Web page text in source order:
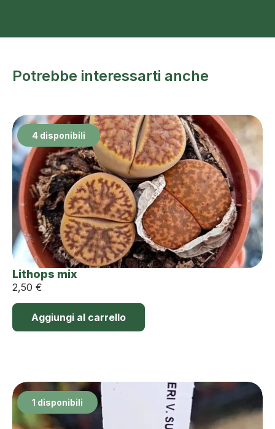
Potrebbe interessarti anche
4 disponibili
Lithops mix
2,50 €
Aggiungi al carrello
1 disponibili